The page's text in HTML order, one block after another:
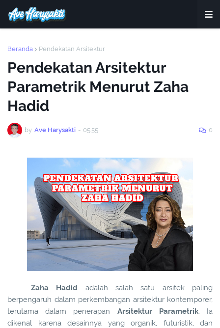
Beranda Pendekatan Arsitektur
Pendekatan Arsitektur
Parametrik Menurut Zaha
Hadid
by Ave Harysakti - 05.55 0
Zaha Hadid adalah salah satu arsitek paling
berpengaruh dalam perkembangan arsitektur kontemporer,
terutama dalam penerapan Arsitektur Parametrik. Ia
dikenal karena desainnya yang organik, futuristik, dan